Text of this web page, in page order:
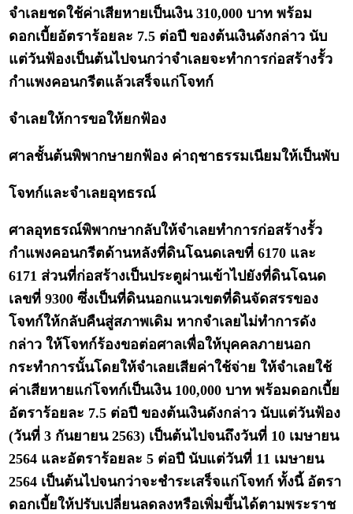
จำเลยชดใช้ค่าเสียหายเป็นเงิน 310,000 บาท พร้อม
ดอกเบี้ยอัตราร้อยละ 7.5 ต่อปี ของต้นเงินดังกล่าว นับ
แต่วันฟ้องเป็นต้นไปจนกว่าจำเลยจะทำการก่อสร้างรั้ว
กำแพงคอนกรีตแล้วเสร็จแก่โจทก์
จำเลยให้การขอให้ยกฟ้อง
ศาลชั้นต้นพิพากษายกฟ้อง ค่าฤชาธรรมเนียมให้เป็นพับ
โจทก์และจำเลยอุทธรณ์
ศาลอุทธรณ์พิพากษากลับให้จำเลยทำการก่อสร้างรั้ว
กำแพงคอนกรีตด้านหลังที่ดินโฉนดเลขที่ 6170 และ
6171 ส่วนที่ก่อสร้างเป็นประตูผ่านเข้าไปยังที่ดินโฉนด
เลขที่ 9300 ซึ่งเป็นที่ดินนอกแนวเขตที่ดินจัดสรรของ
โจทก์ให้กลับคืนสู่สภาพเดิม หากจำเลยไม่ทำการดัง
กล่าว ให้โจทก์ร้องขอต่อศาลเพื่อให้บุคคลภายนอก
กระทำการนั้นโดยให้จำเลยเสียค่าใช้จ่าย ให้จำเลยใช้
ค่าเสียหายแก่โจทก์เป็นเงิน 100,000 บาท พร้อมดอกเบี้ย
อัตราร้อยละ 7.5 ต่อปี ของต้นเงินดังกล่าว นับแต่วันฟ้อง
(วันที่ 3 กันยายน 2563) เป็นต้นไปจนถึงวันที่ 10 เมษายน
2564 และอัตราร้อยละ 5 ต่อปี นับแต่วันที่ 11 เมษายน
2564 เป็นต้นไปจนกว่าจะชำระเสร็จแก่โจทก์ ทั้งนี้ อัตรา
ดอกเบี้ยให้ปรับเปลี่ยนลดลงหรือเพิ่มขึ้นได้ตามพระราช